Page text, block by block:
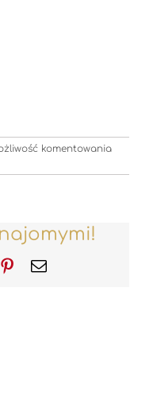
komentowania
Pinterest
Email